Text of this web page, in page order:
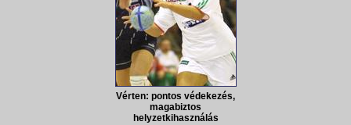
Vérten: pontos védekezés,
magabiztos
helyzetkihasználás